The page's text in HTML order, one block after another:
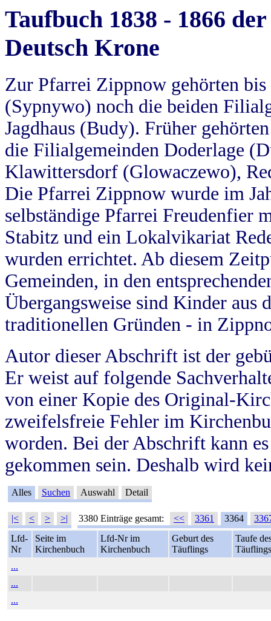
Taufbuch 1838 - 1866
Deutsch Krone
Zur Pfarrei Zippnow gehörten
(Sypnywo) noch die beiden
Jagdhaus (Budy). Früher
die Filialgemeinden Doderlage
Klawittersdorf (Glowaczewo),
Die Pfarrei Zippnow wurde im
selbständige Pfarrei Freudenfier
Stabitz und ein Lokalvikariat
wurden errichtet. Ab diesem
Gemeinden, in den
Übergangsweise sind Kinder aus
traditionellen Gründen - in
Autor dieser Abschrift ist der
Er weist auf folgende
von einer Kopie des Original-
zweifelsfreie Fehler im
worden. Bei der Abschrift kann
gekommen sein. Deshalb wird
Alles Suchen Auswahl Detail
|< < > >| 3380 Einträge gesamt: << 3361 3364
Lfd-
Nr
Seite im
Kirchenbuch
Lfd-Nr im
Kirchenbuch
Geburt des
Täuflings
Taufe
Täuflings
...
...
...